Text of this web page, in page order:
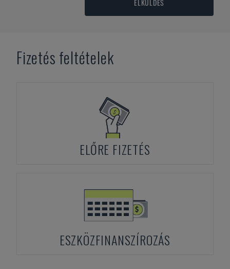
ELKÜLDÉS
Fizetés feltételek
ELŐRE FIZETÉS
ESZKÖZFINANSZÍROZÁS